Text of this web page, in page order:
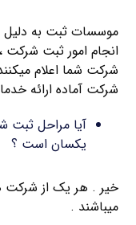
موسسات ثبت به دلیل
انجام امور ثبت شرکت
شرکت شما اعلام
شرکت آماده ارائه
آیا مراحل
یکسان است ؟
خیر . هر یک از شرکت
میباشند .